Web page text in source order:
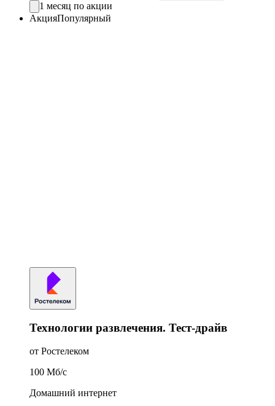
1 месяц по акции
АкцияПопулярный
Технологии развлечения. Тест-драйв
от Ростелеком
100 Мб/c
Домашний интернет